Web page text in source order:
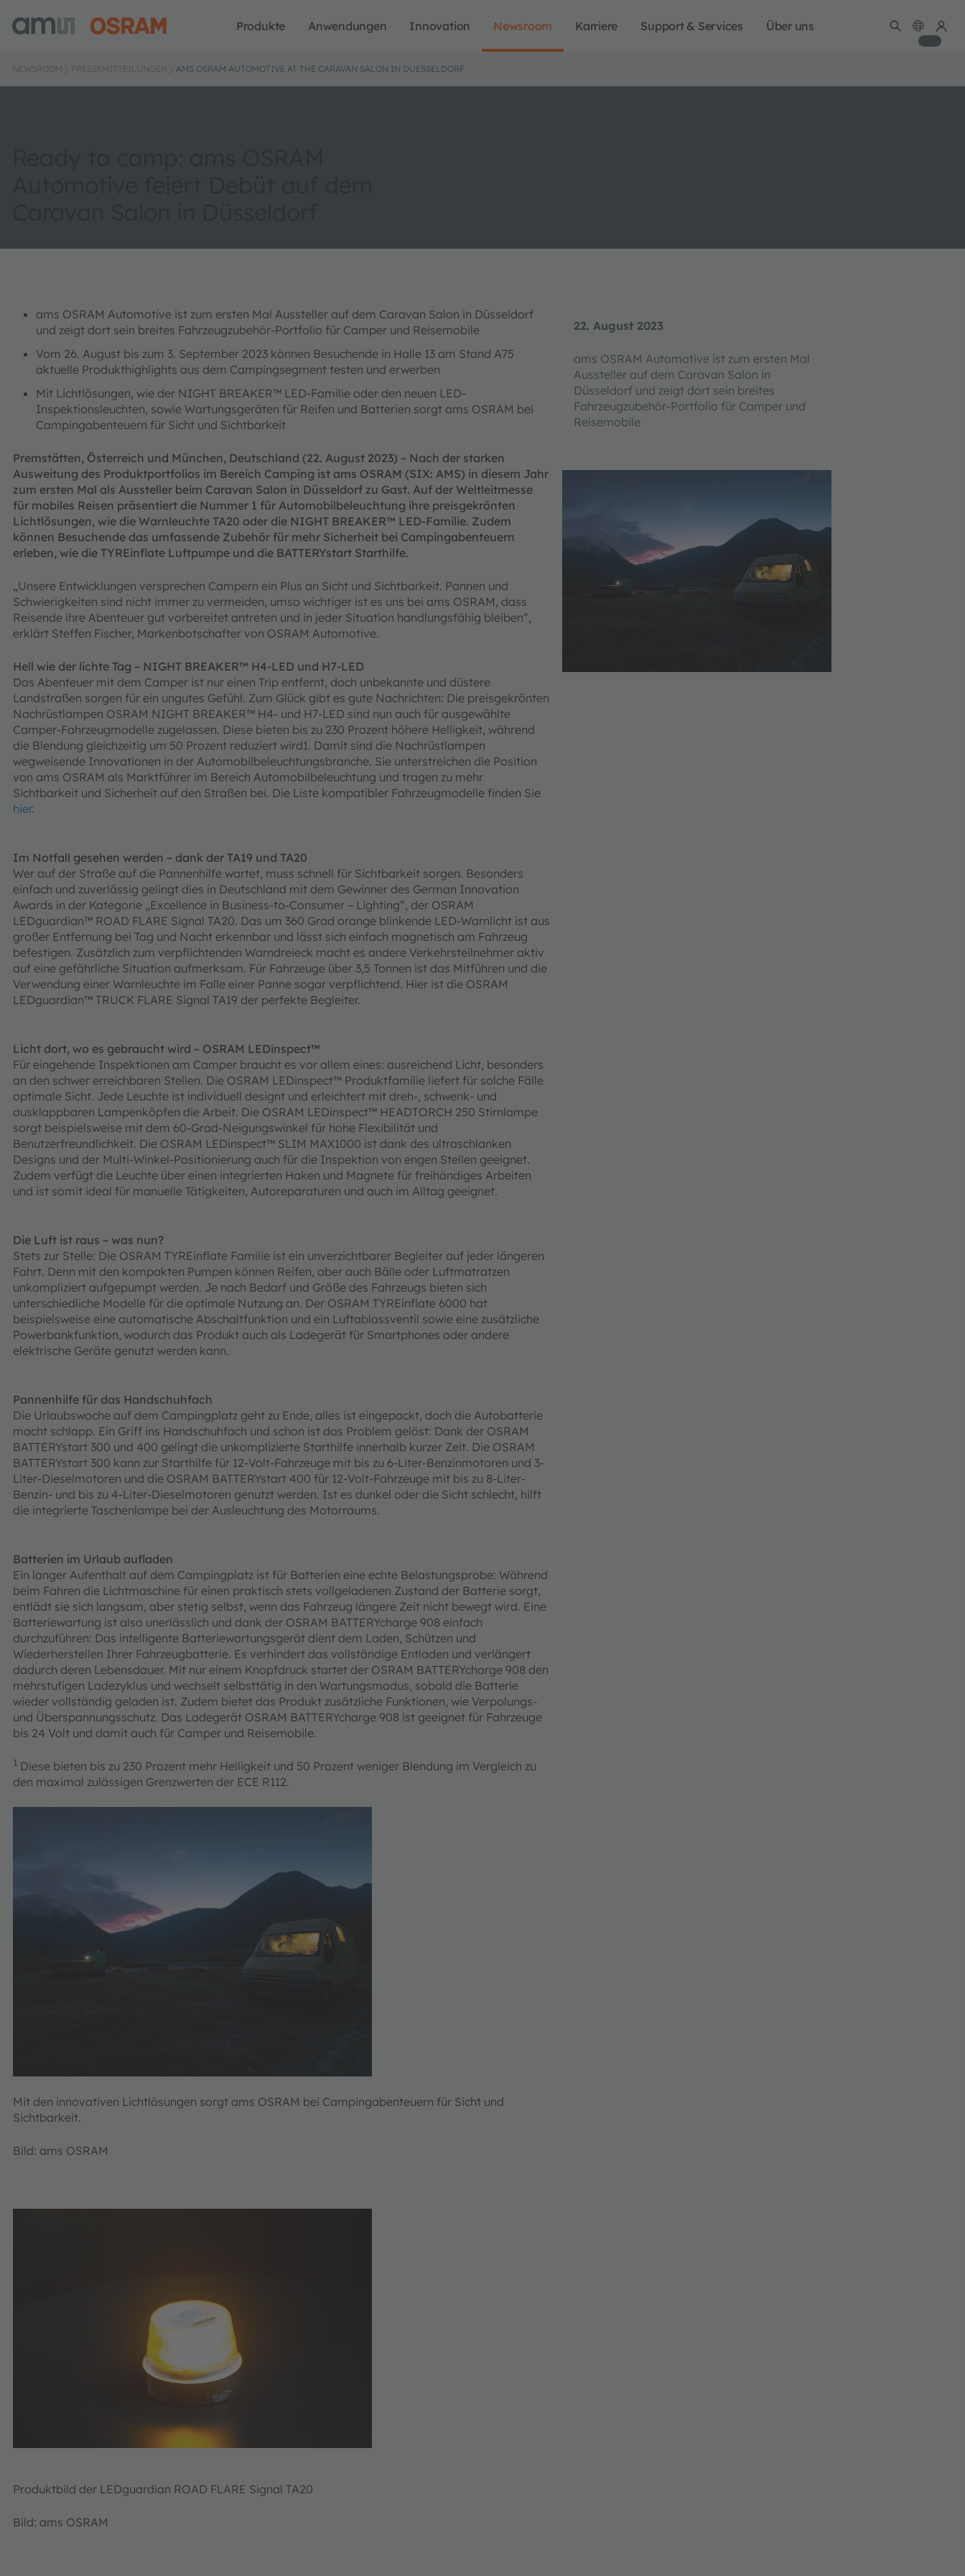
Produkte Anwendungen Innovation Newsroom Karriere Support & Services Über uns
NEWSROOM PRESSEMITTEILUNGEN AMS OSRAM AUTOMOTIVE AT THE CARAVAN SALON IN DUESSELDORF
22. August 2023
ams OSRAM Automotive ist zum ersten Mal
Aussteller auf dem Caravan Salon in
Düsseldorf und zeigt dort sein breites
Fahrzeugzubehör-Portfolio für Camper und
Reisemobile
ams OSRAM Automotive ist zum ersten Mal Aussteller auf dem Caravan Salon in Düsseldorf
und zeigt dort sein breites Fahrzeugzubehör-Portfolio für Camper und Reisemobile
Vom 26. August bis zum 3. September 2023 können Besuchende in Halle 13 am Stand A75
aktuelle Produkthighlights aus dem Campingsegment testen und erwerben
Mit Lichtlösungen, wie der NIGHT BREAKER™ LED-Familie oder den neuen LED-
Inspektionsleuchten, sowie Wartungsgeräten für Reifen und Batterien sorgt ams OSRAM bei
Campingabenteuern für Sicht und Sichtbarkeit
Premstätten, Österreich und München, Deutschland (22. August 2023) – Nach der starken
Ausweitung des Produktportfolios im Bereich Camping ist ams OSRAM (SIX: AMS) in diesem Jahr
zum ersten Mal als Aussteller beim Caravan Salon in Düsseldorf zu Gast. Auf der Weltleitmesse
für mobiles Reisen präsentiert die Nummer 1 für Automobilbeleuchtung ihre preisgekrönten
Lichtlösungen, wie die Warnleuchte TA20 oder die NIGHT BREAKER™ LED-Familie. Zudem
können Besuchende das umfassende Zubehör für mehr Sicherheit bei Campingabenteuern
erleben, wie die TYREinflate Luftpumpe und die BATTERYstart Starthilfe.
„Unsere Entwicklungen versprechen Campern ein Plus an Sicht und Sichtbarkeit. Pannen und
Schwierigkeiten sind nicht immer zu vermeiden, umso wichtiger ist es uns bei ams OSRAM, dass
Reisende ihre Abenteuer gut vorbereitet antreten und in jeder Situation handlungsfähig bleiben“,
erklärt Steffen Fischer, Markenbotschafter von OSRAM Automotive.
Hell wie der lichte Tag – NIGHT BREAKER™ H4-LED und H7-LED
Das Abenteuer mit dem Camper ist nur einen Trip entfernt, doch unbekannte und düstere
Landstraßen sorgen für ein ungutes Gefühl. Zum Glück gibt es gute Nachrichten: Die preisgekrönten
Nachrüstlampen OSRAM NIGHT BREAKER™ H4- und H7-LED sind nun auch für ausgewählte
Camper-Fahrzeugmodelle zugelassen. Diese bieten bis zu 230 Prozent höhere Helligkeit, während
die Blendung gleichzeitig um 50 Prozent reduziert wird1. Damit sind die Nachrüstlampen
wegweisende Innovationen in der Automobilbeleuchtungsbranche. Sie unterstreichen die Position
von ams OSRAM als Marktführer im Bereich Automobilbeleuchtung und tragen zu mehr
Sichtbarkeit und Sicherheit auf den Straßen bei. Die Liste kompatibler Fahrzeugmodelle finden Sie
hier.
Im Notfall gesehen werden – dank der TA19 und TA20
Wer auf der Straße auf die Pannenhilfe wartet, muss schnell für Sichtbarkeit sorgen. Besonders
einfach und zuverlässig gelingt dies in Deutschland mit dem Gewinner des German Innovation
Awards in der Kategorie „Excellence in Business-to-Consumer – Lighting“, der OSRAM
LEDguardian™ ROAD FLARE Signal TA20. Das um 360 Grad orange blinkende LED-Warnlicht ist aus
großer Entfernung bei Tag und Nacht erkennbar und lässt sich einfach magnetisch am Fahrzeug
befestigen. Zusätzlich zum verpflichtenden Warndreieck macht es andere Verkehrsteilnehmer aktiv
auf eine gefährliche Situation aufmerksam. Für Fahrzeuge über 3,5 Tonnen ist das Mitführen und die
Verwendung einer Warnleuchte im Falle einer Panne sogar verpflichtend. Hier ist die OSRAM
LEDguardian™ TRUCK FLARE Signal TA19 der perfekte Begleiter.
Licht dort, wo es gebraucht wird – OSRAM LEDinspect™
Für eingehende Inspektionen am Camper braucht es vor allem eines: ausreichend Licht, besonders
an den schwer erreichbaren Stellen. Die OSRAM LEDinspect™ Produktfamilie liefert für solche Fälle
optimale Sicht. Jede Leuchte ist individuell designt und erleichtert mit dreh-, schwenk- und
ausklappbaren Lampenköpfen die Arbeit. Die OSRAM LEDinspect™ HEADTORCH 250 Stirnlampe
sorgt beispielsweise mit dem 60-Grad-Neigungswinkel für hohe Flexibilität und
Benutzerfreundlichkeit. Die OSRAM LEDinspect™ SLIM MAX1000 ist dank des ultraschlanken
Designs und der Multi-Winkel-Positionierung auch für die Inspektion von engen Stellen geeignet.
Zudem verfügt die Leuchte über einen integrierten Haken und Magnete für freihändiges Arbeiten
und ist somit ideal für manuelle Tätigkeiten, Autoreparaturen und auch im Alltag geeignet.
Die Luft ist raus – was nun?
Stets zur Stelle: Die OSRAM TYREinflate Familie ist ein unverzichtbarer Begleiter auf jeder längeren
Fahrt. Denn mit den kompakten Pumpen können Reifen, aber auch Bälle oder Luftmatratzen
unkompliziert aufgepumpt werden. Je nach Bedarf und Größe des Fahrzeugs bieten sich
unterschiedliche Modelle für die optimale Nutzung an. Der OSRAM TYREinflate 6000 hat
beispielsweise eine automatische Abschaltfunktion und ein Luftablassventil sowie eine zusätzliche
Powerbankfunktion, wodurch das Produkt auch als Ladegerät für Smartphones oder andere
elektrische Geräte genutzt werden kann.
Pannenhilfe für das Handschuhfach
Die Urlaubswoche auf dem Campingplatz geht zu Ende, alles ist eingepackt, doch die Autobatterie
macht schlapp. Ein Griff ins Handschuhfach und schon ist das Problem gelöst: Dank der OSRAM
BATTERYstart 300 und 400 gelingt die unkomplizierte Starthilfe innerhalb kurzer Zeit. Die OSRAM
BATTERYstart 300 kann zur Starthilfe für 12-Volt-Fahrzeuge mit bis zu 6-Liter-Benzinmotoren und 3-
Liter-Dieselmotoren und die OSRAM BATTERYstart 400 für 12-Volt-Fahrzeuge mit bis zu 8-Liter-
Benzin- und bis zu 4-Liter-Dieselmotoren genutzt werden. Ist es dunkel oder die Sicht schlecht, hilft
die integrierte Taschenlampe bei der Ausleuchtung des Motorraums.
Batterien im Urlaub aufladen
Ein langer Aufenthalt auf dem Campingplatz ist für Batterien eine echte Belastungsprobe: Während
beim Fahren die Lichtmaschine für einen praktisch stets vollgeladenen Zustand der Batterie sorgt,
entlädt sie sich langsam, aber stetig selbst, wenn das Fahrzeug längere Zeit nicht bewegt wird. Eine
Batteriewartung ist also unerlässlich und dank der OSRAM BATTERYcharge 908 einfach
durchzuführen: Das intelligente Batteriewartungsgerät dient dem Laden, Schützen und
Wiederherstellen Ihrer Fahrzeugbatterie. Es verhindert das vollständige Entladen und verlängert
dadurch deren Lebensdauer. Mit nur einem Knopfdruck startet der OSRAM BATTERYcharge 908 den
mehrstufigen Ladezyklus und wechselt selbsttätig in den Wartungsmodus, sobald die Batterie
wieder vollständig geladen ist. Zudem bietet das Produkt zusätzliche Funktionen, wie Verpolungs-
und Überspannungsschutz. Das Ladegerät OSRAM BATTERYcharge 908 ist geeignet für Fahrzeuge
bis 24 Volt und damit auch für Camper und Reisemobile.
1 Diese bieten bis zu 230 Prozent mehr Helligkeit und 50 Prozent weniger Blendung im Vergleich zu
den maximal zulässigen Grenzwerten der ECE R112.
Mit den innovativen Lichtlösungen sorgt ams OSRAM bei Campingabenteuern für Sicht und
Sichtbarkeit.
Bild: ams OSRAM
Produktbild der LEDguardian ROAD FLARE Signal TA20
Bild: ams OSRAM